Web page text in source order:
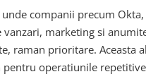
companii precum
marketing si
raman prioritare. Aceasta
operatiunile